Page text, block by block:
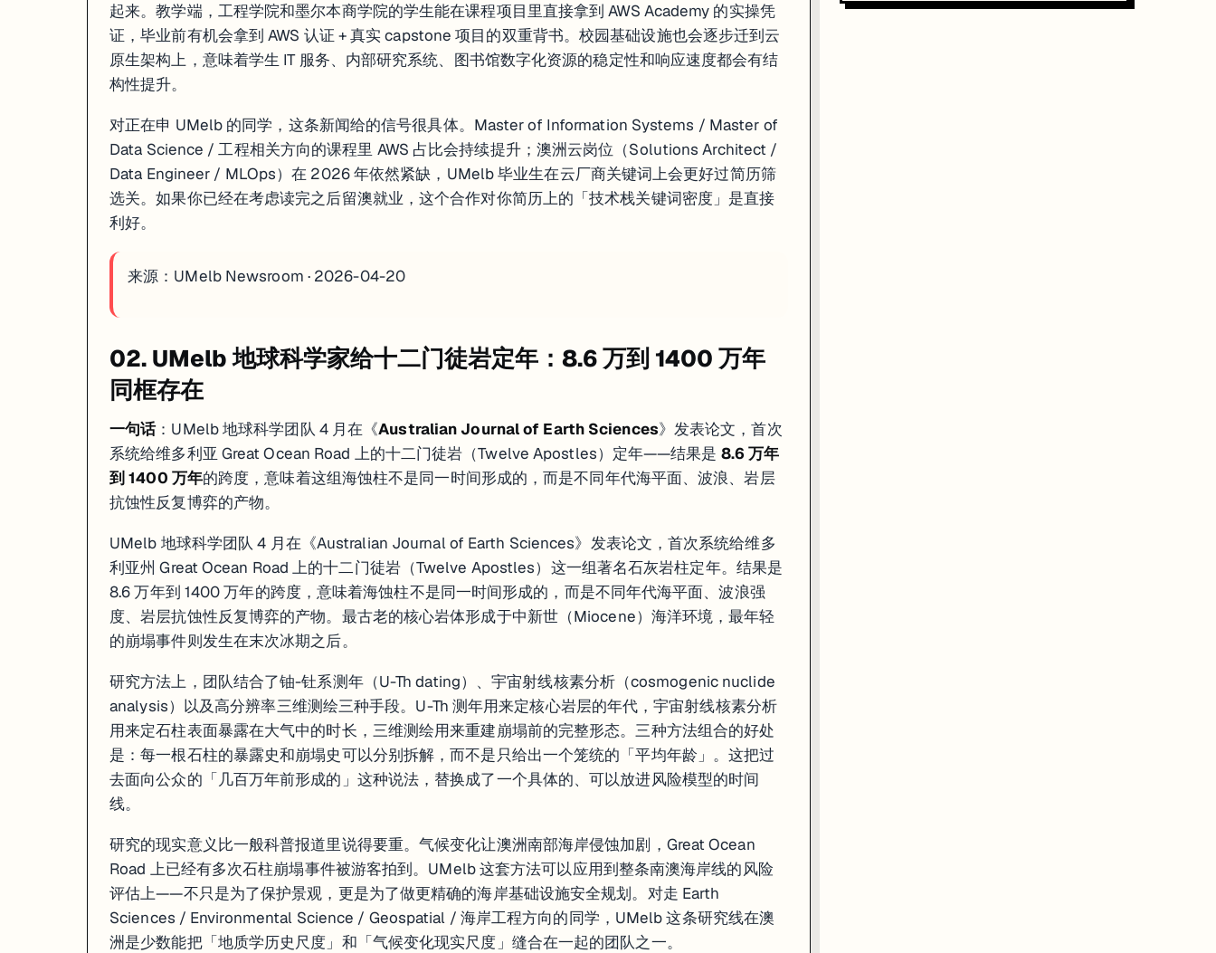
起来。教学端，工程学院和墨尔本商学院的学生能在课程项目里直接拿到 AWS Academy 的实操凭
证，毕业前有机会拿到 AWS 认证 + 真实 capstone 项目的双重背书。校园基础设施也会逐步迁到云
原生架构上，意味着学生 IT 服务、内部研究系统、图书馆数字化资源的稳定性和响应速度都会有结
构性提升。
对正在申 UMelb 的同学，这条新闻给的信号很具体。Master of Information Systems / Master of
Data Science / 工程相关方向的课程里 AWS 占比会持续提升；澳洲云岗位（Solutions Architect /
Data Engineer / MLOps）在 2026 年依然紧缺，UMelb 毕业生在云厂商关键词上会更好过简历筛
选关。如果你已经在考虑读完之后留澳就业，这个合作对你简历上的「技术栈关键词密度」是直接
利好。
来源： UMelb Newsroom · 2026-04-20
02. UMelb 地球科学家给十二门徒岩定年：8.6 万到 1400 万年
同框存在
一句话：UMelb 地球科学团队 4 月在《Australian Journal of Earth Sciences》发表论文，首次
系统给维多利亚 Great Ocean Road 上的十二门徒岩（Twelve Apostles）定年——结果是 8.6 万年
到 1400 万年的跨度，意味着这组海蚀柱不是同一时间形成的，而是不同年代海平面、波浪、岩层
抗蚀性反复博弈的产物。
UMelb 地球科学团队 4 月在《Australian Journal of Earth Sciences》发表论文，首次系统给维多
利亚州 Great Ocean Road 上的十二门徒岩（Twelve Apostles）这一组著名石灰岩柱定年。结果是
8.6 万年到 1400 万年的跨度，意味着海蚀柱不是同一时间形成的，而是不同年代海平面、波浪强
度、岩层抗蚀性反复博弈的产物。最古老的核心岩体形成于中新世（Miocene）海洋环境，最年轻
的崩塌事件则发生在末次冰期之后。
研究方法上，团队结合了铀-钍系测年（U-Th dating）、宇宙射线核素分析（cosmogenic nuclide
analysis）以及高分辨率三维测绘三种手段。U-Th 测年用来定核心岩层的年代，宇宙射线核素分析
用来定石柱表面暴露在大气中的时长，三维测绘用来重建崩塌前的完整形态。三种方法组合的好处
是：每一根石柱的暴露史和崩塌史可以分别拆解，而不是只给出一个笼统的「平均年龄」。这把过
去面向公众的「几百万年前形成的」这种说法，替换成了一个具体的、可以放进风险模型的时间
线。
研究的现实意义比一般科普报道里说得要重。气候变化让澳洲南部海岸侵蚀加剧，Great Ocean
Road 上已经有多次石柱崩塌事件被游客拍到。UMelb 这套方法可以应用到整条南澳海岸线的风险
评估上——不只是为了保护景观，更是为了做更精确的海岸基础设施安全规划。对走 Earth
Sciences / Environmental Science / Geospatial / 海岸工程方向的同学，UMelb 这条研究线在澳
洲是少数能把「地质学历史尺度」和「气候变化现实尺度」缝合在一起的团队之一。